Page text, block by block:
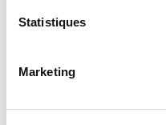
Statistiques
Marketing
Electrical
Electrical
Mechanical